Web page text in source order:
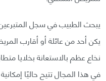
يبحث الطبيب في سجل
يكن أحد من عائلة أو أقارب
نخاع عظم بالاستعانة بخلايا
في هذا المجال تتيح حاليًا